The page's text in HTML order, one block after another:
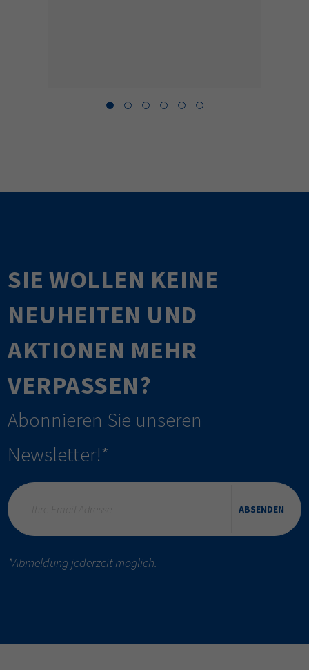
SIE WOLLEN KEINE
NEUHEITEN UND
AKTIONEN MEHR
VERPASSEN?
Abonnieren Sie unseren
Newsletter!*
ABSENDEN
*Abmeldung jederzeit möglich.